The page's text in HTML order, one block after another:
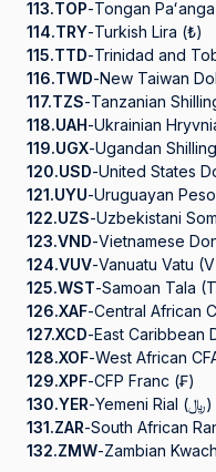
113.TOP-Tongan
114.TRY-Turkish Lira (₺)
115.TTD-Trinidad and
116.TWD-New Taiwan
117.TZS-Tanzanian
118.UAH-Ukrainian
119.UGX-Ugandan
120.USD-United States
121.UYU-Uruguayan
122.UZS-Uzbekistani
123.VND-Vietnamese
124.VUV-Vanuatu Vatu
125.WST-Samoan Tala
126.XAF-Central African
127.XCD-East Caribbean
128.XOF-West African
129.XPF-CFP Franc (₣)
130.YER-
Yemeni Rial (﷼)
131.ZAR-South African
132.ZMW-Zambian